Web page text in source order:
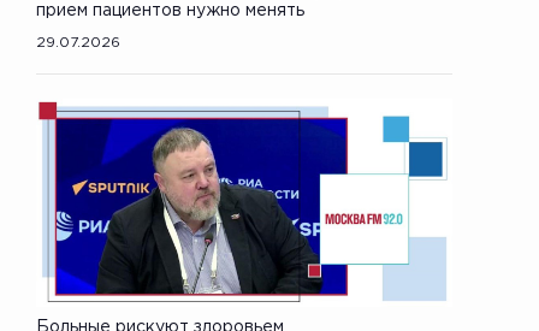
прием пациентов нужно менять
29.07.2026
Больные рискуют здоровьем